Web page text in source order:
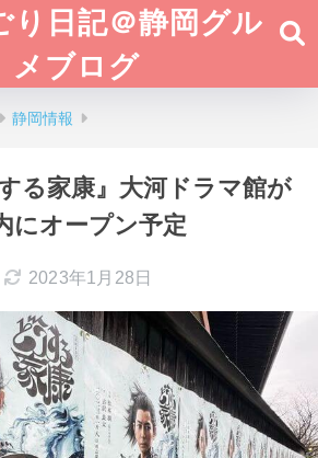
り日記＠静岡グル
メブログ
静岡情報
る家康』大河ドラマ館が
にオープン予定
2023年1月28日